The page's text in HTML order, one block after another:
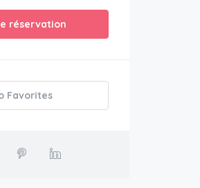
réservation
Favorites